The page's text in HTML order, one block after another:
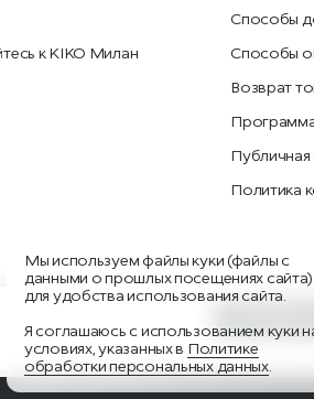
к KIKO Милан
Способы
Способы
Возврат
Политика
Мы используем файлы куки (файлы с
данными о прошлых посещениях сайта)
для удобства использования сайта.
Я соглашаюсь с использованием куки
условиях, указанных в Политике
обработки персональных данных.